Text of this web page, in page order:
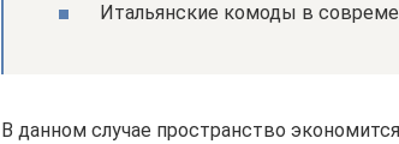
Итальянские комоды в
В данном случае пространство